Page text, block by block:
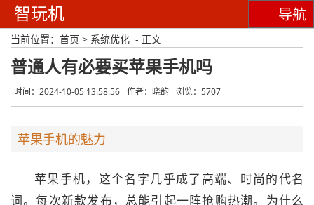
智玩机 导航
当前位置： 首页 > 系统优化 - 正文
普通人有必要买苹果手机吗
时间：2024-10-05 13:58:56 作者：晓韵 浏览：5707
苹果手机的魅力
苹果手机，这个名字几乎成了高端、时尚的代名
词。每次新款发布，总能引起一阵抢购热潮。为什么